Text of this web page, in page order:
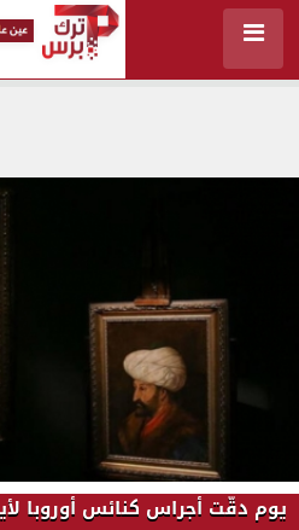
يوم دقّت أجراس كنائس أوروبا